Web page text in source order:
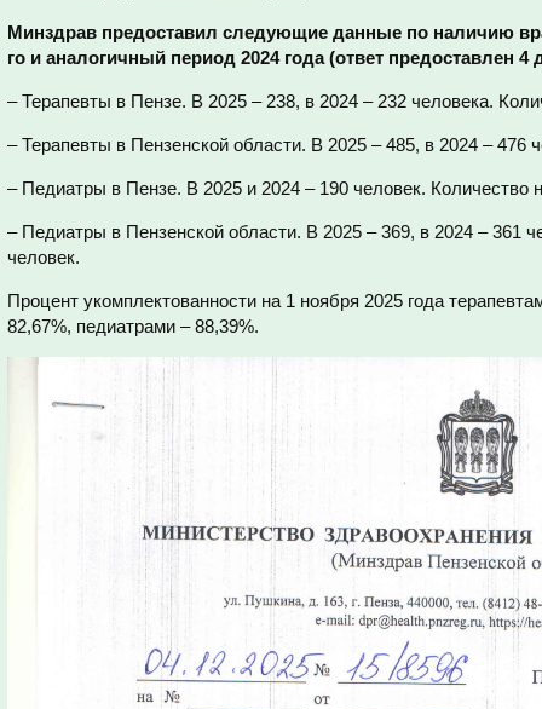
Минздрав предоставил следующие данные по наличию
го и аналогичный период 2024 года (ответ предоставлен 4
– Терапевты в Пензе. В 2025 – 238, в 2024 – 232 человека.
– Терапевты в Пензенской области. В 2025 – 485, в 2024 – 476
– Педиатры в Пензе. В 2025 и 2024 – 190 человек. Количество
– Педиатры в Пензенской области. В 2025 – 369, в 2024 – 361
человек.
Процент укомплектованности на 1 ноября 2025 года
82,67%, педиатрами – 88,39%.